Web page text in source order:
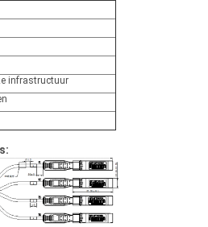
infrastructuur